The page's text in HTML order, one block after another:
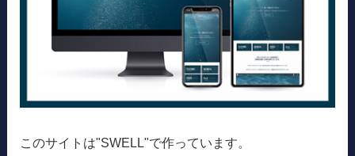
このサイトは"SWELL"で作っています。